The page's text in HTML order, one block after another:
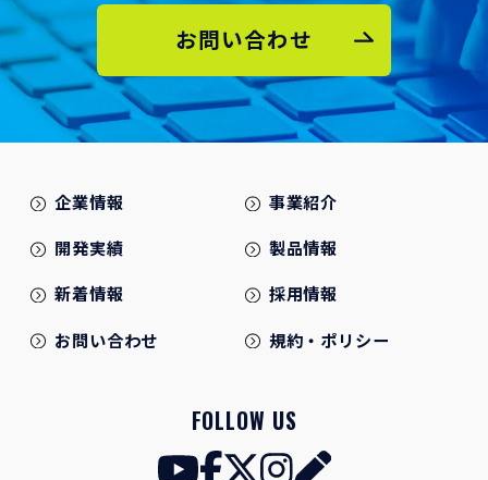
お問い合わせ
企業情報 事業紹介
開発実績 製品情報
新着情報 採用情報
お問い合わせ 規約・ポリシー
FOLLOW US